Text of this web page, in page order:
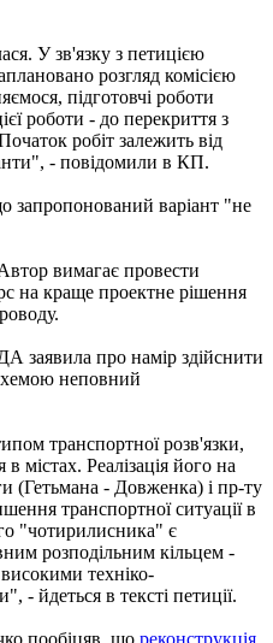
У зв'язку з петицією
розгляд комісією
підготовчі роботи
роботи - до перекриття з
робіт залежить від
- повідомили в КП.
запропонований варіант "не
вимагає провести
на краще проектне рішення
заявила про намір здійснити
неповний
транспортної розв'язки,
містах. Реалізація його на
(Гетьмана - Довженка) і пр-ту
транспортної ситуації в
"чотирилисника" є
розподільним кільцем -
техніко-
- йдеться в тексті петиції.
пообіцяв, що реконструкція